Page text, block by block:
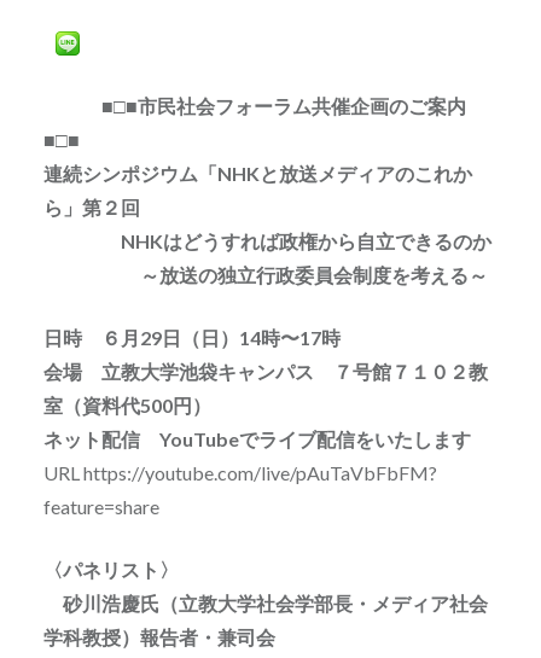
■□■市民社会フォーラム共催企画のご案内
■□■
連続シンポジウム「NHKと放送メディアのこれか
ら」第２回
NHKはどうすれば政権から自立できるのか
～放送の独立行政委員会制度を考える～
日時 ６月29日（日）14時〜17時
会場 立教大学池袋キャンパス ７号館７１０２教
室（資料代500円）
ネット配信 YouTubeでライブ配信をいたします
URL https://youtube.com/live/pAuTaVbFbFM?
feature=share
〈パネリスト〉
砂川浩慶氏（立教大学社会学部長・メディア社会
学科教授）報告者・兼司会